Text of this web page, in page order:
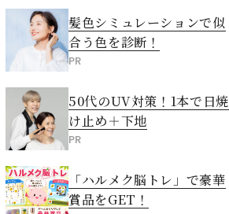
髪色シミュレーションで似
合う色を診断！
PR
50代のUV対策！1本で日焼
け止め＋下地
PR
「ハルメク脳トレ」で豪華
賞品をGET！